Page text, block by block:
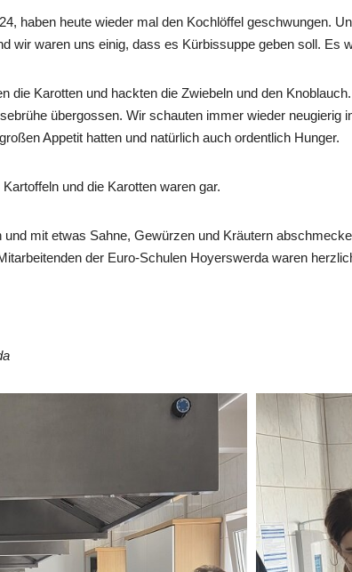
haben heute wieder mal den Kochlöffel geschwungen.
wir waren uns einig, dass es Kürbissuppe geben soll. Es
die Karotten und hackten die Zwiebeln und den
übergossen. Wir schauten immer wieder neugierig
Appetit hatten und natürlich auch ordentlich Hunger.
und die Karotten waren gar.
und mit etwas Sahne, Gewürzen und Kräutern
der Euro-Schulen Hoyerswerda waren